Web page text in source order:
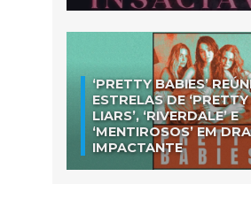
‘PRETTY BABIES’
ESTRELAS DE
LIARS’, ‘RIVERDALE’ E
‘MENTIROSOS’ EM
IMPACTANTE